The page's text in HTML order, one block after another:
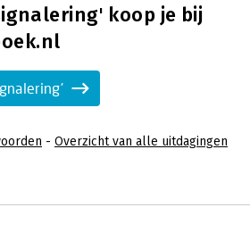
koop je bij
- Overzicht van alle uitdagingen